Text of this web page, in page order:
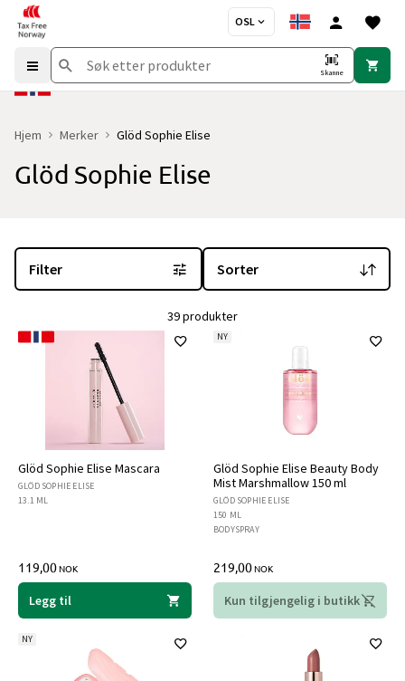
OSL
Skanne
Hjem Merker Glöd Sophie Elise
Glöd Sophie Elise
Filter Sorter
39 produkter
Glöd Sophie Elise Mascara
GLÖD SOPHIE ELISE
13.1 ML
119,00NOK
Legg til
Glöd Sophie Elise Beauty Body
Mist Marshmallow 150 ml
NY
GLÖD SOPHIE ELISE
150 ML
BODYSPRAY
219,00NOK
Kun tilgjengelig i butikk
NY